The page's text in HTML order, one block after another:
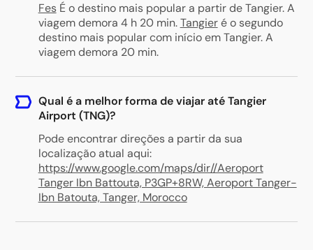
Fes É o destino mais popular a partir de Tangier. A
viagem demora 4 h 20 min. Tangier é o segundo
destino mais popular com início em Tangier. A
viagem demora 20 min.
Qual é a melhor forma de viajar até Tangier
Airport (TNG)?
Pode encontrar direções a partir da sua
localização atual aqui:
https://www.google.com/maps/dir//Aeroport
Tanger Ibn Battouta, P3GP+8RW, Aeroport Tanger-
Ibn Batouta, Tanger, Morocco